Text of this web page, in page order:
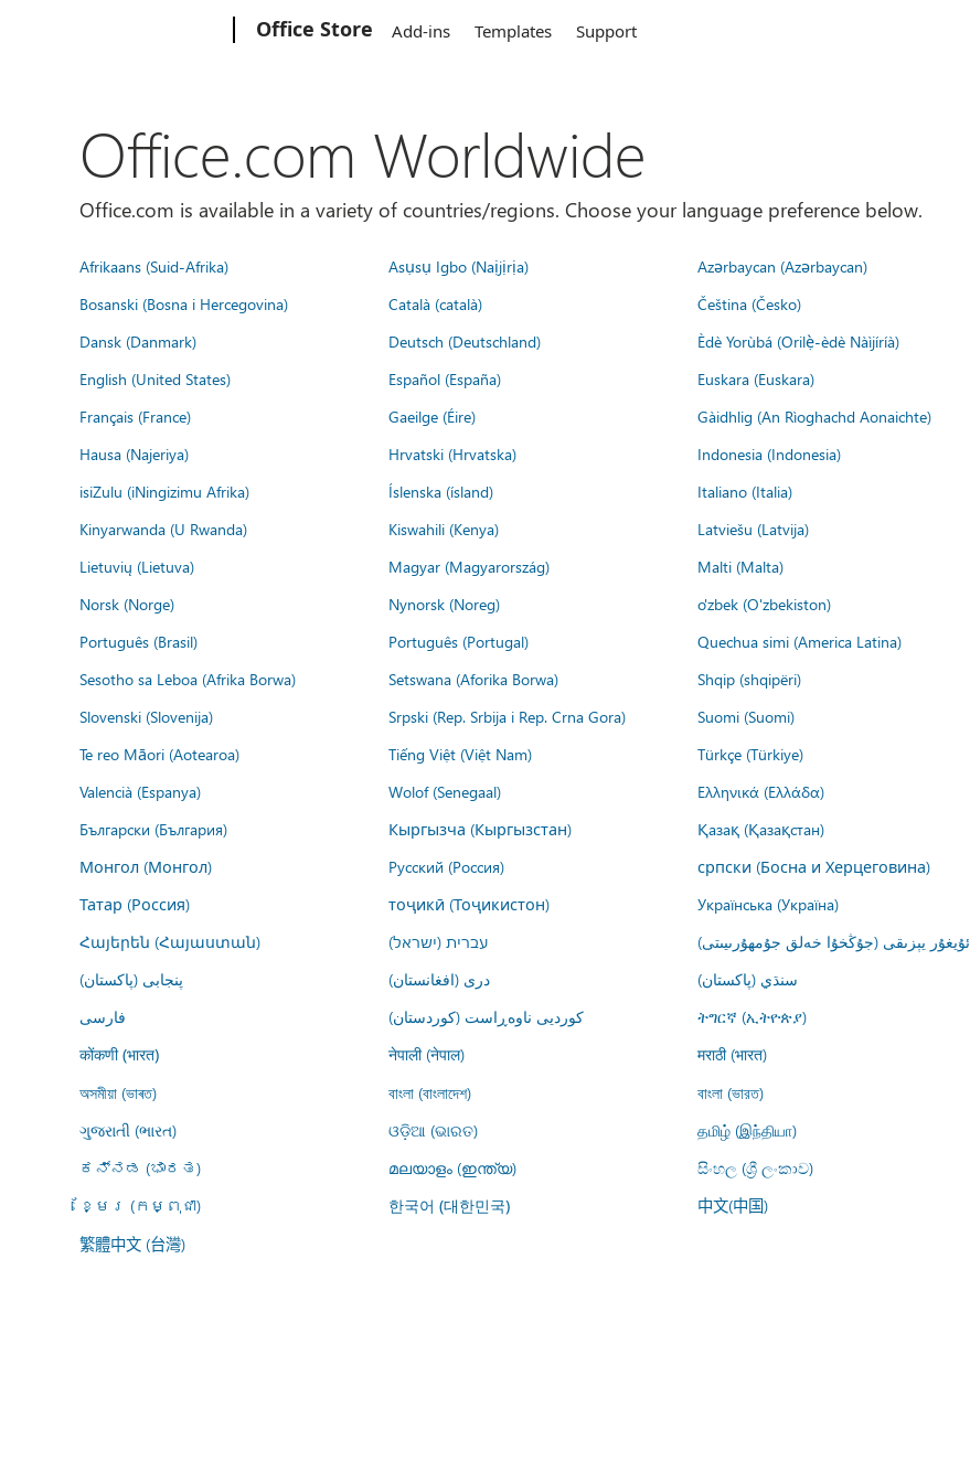
Office Store Add-ins Templates Support
Office.com Worldwide
Office.com is available in a variety of countries/regions. Choose your language preference below.
Afrikaans (Suid-Afrika) Asụsụ Igbo (Naịjịrịa) Azərbaycan (Azərbaycan)
Bosanski (Bosna i Hercegovina)
Català (català) Čeština (Česko)
Dansk (Danmark)
Deutsch (Deutschland) Èdè Yorùbá (Orilẹ̀-èdè Nàìjíríà)
English (United States)
Español (España) Euskara (Euskara)
Français (France)
Gaeilge (Éire) Gàidhlig (An Rìoghachd Aonaichte)
Hausa (Najeriya)
Hrvatski (Hrvatska) Indonesia (Indonesia)
isiZulu (iNingizimu Afrika)
Íslenska (ísland) Italiano (Italia)
Kinyarwanda (U Rwanda)
Kiswahili (Kenya) Latviešu (Latvija)
Lietuvių (Lietuva)
Magyar (Magyarország) Malti (Malta)
Norsk (Norge)
Nynorsk (Noreg) o'zbek (O'zbekiston)
Português (Brasil)
Português (Portugal) Quechua simi (America Latina)
Sesotho sa Leboa (Afrika Borwa)
Setswana (Aforika Borwa) Shqip (shqipëri)
Slovenski (Slovenija)
Srpski (Rep. Srbija i Rep. Crna Gora) Suomi (Suomi)
Te reo Māori (Aotearoa)
Tiếng Việt (Việt Nam) Türkçe (Türkiye)
Valencià (Espanya)
Wolof (Senegaal) Ελληνικά (Ελλάδα)
Български (България)
Кыргызча (Кыргызстан) Қазақ (Қазақстан)
Монгол (Монгол)
Русский (Россия) српски (Босна и Херцеговина)
Татар (Россия)
тоҷикӣ (Тоҷикистон) Українська (Україна)
Հայերեն (Հայաստան)
עברית (ישראל) ئۇيغۇر يېزىقى (جۇڭخۇا خەلق جۇمھۇرىيىتى)
پنجابی (پاکستان)
درى (افغانستان) سنڌي (پاکستان)
فارسى
کوردیی ناوەڕاست (کوردستان) ትግርኛ (ኢትዮጵያ)
कोंकणी (भारत) नेपाली (नेपाल) मराठी (भारत)
অসমীয়া (ভাৰত) বাংলা (বাংলাদেশ) বাংলা (ভারত)
ગુજરાતી (ભારત)
ଓଡ଼ିଆ (ଭାରତ) தமிழ் (இந்தியா)
ಕನ್ನಡ (ಭಾರತ)
മലയാളം (ഇന്ത്യ) සිංහල (ශ්‍රී ලංකාව)
ខ្មែរ (កម្ពុជា)
한국어 (대한민국) 中文(中国)
繁體中文 (台灣)